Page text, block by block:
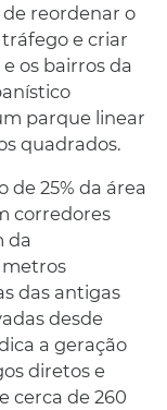
reordenar o
e criar
os bairros da
parque linear
quadrados.
de 25% da área
corredores
da
metros
das antigas
desde
a geração
diretos e
cerca de 260